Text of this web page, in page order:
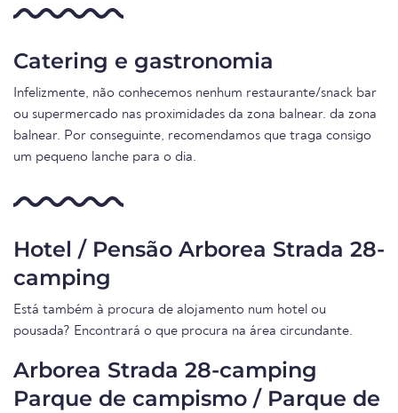
Catering e gastronomia
Infelizmente, não conhecemos nenhum restaurante/snack bar
ou supermercado nas proximidades da zona balnear. da zona
balnear. Por conseguinte, recomendamos que traga consigo
um pequeno lanche para o dia.
Hotel / Pensão Arborea Strada 28-
camping
Está também à procura de alojamento num hotel ou
pousada? Encontrará o que procura na área circundante.
Arborea Strada 28-camping
Parque de campismo / Parque de